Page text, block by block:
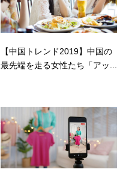
【中国トレンド2019】中国の
最先端を走る女性たち「アッ...